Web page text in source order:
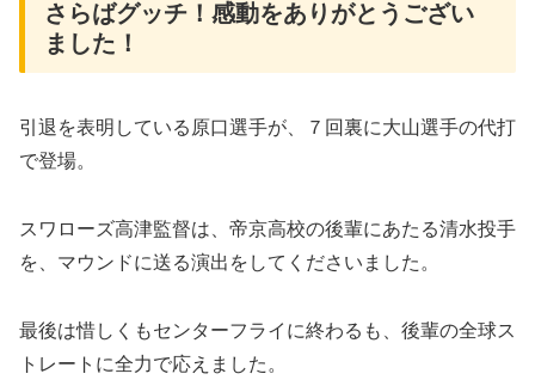
さらばグッチ！感動をありがとうござい
ました！
引退を表明している原口選手が、７回裏に大山選手の代打
で登場。
スワローズ高津監督は、帝京高校の後輩にあたる清水投手
を、マウンドに送る演出をしてくださいました。
最後は惜しくもセンターフライに終わるも、後輩の全球ス
トレートに全力で応えました。